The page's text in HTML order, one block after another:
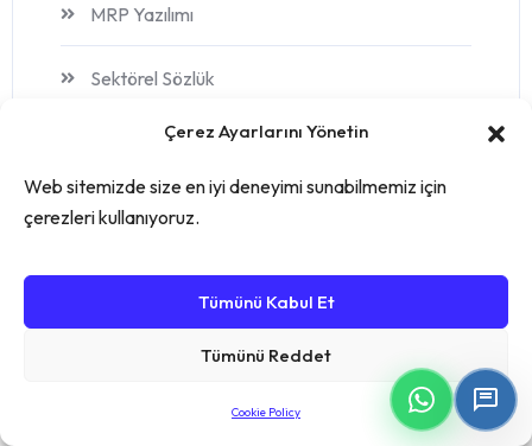
Çerez Ayarlarını Yönetin
Web sitemizde size en iyi deneyimi sunabilmemiz için
çerezleri kullanıyoruz.
Tümünü Kabul Et
Tümünü Reddet
Cookie Policy
MRP Yazılımı
Sektörel Sözlük
stok yönetimi
Turkce
Üretim
Üretim Takip Yazılımı